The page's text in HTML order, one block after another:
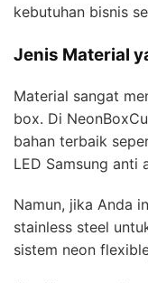
kebutuhan bisnis
Jenis Material
Material sangat
box. Di
bahan terbaik
LED Samsung anti
Namun, jika Anda
stainless steel
sistem neon